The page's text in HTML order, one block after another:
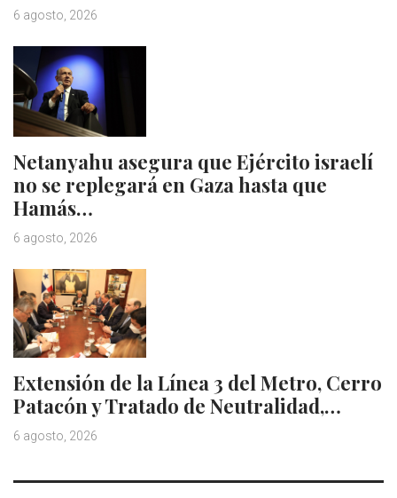
6 agosto, 2026
Netanyahu asegura que Ejército israelí
no se replegará en Gaza hasta que
Hamás…
6 agosto, 2026
Extensión de la Línea 3 del Metro, Cerro
Patacón y Tratado de Neutralidad,…
6 agosto, 2026